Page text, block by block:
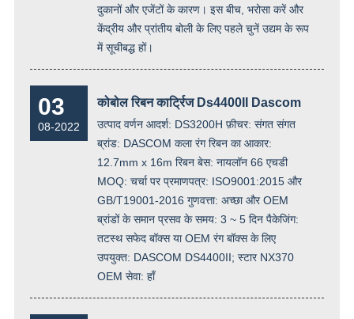
दुकानों और एजेंटों के कारण। इस बीच, भरोसा करें और
केंद्रीय और प्रांतीय बोली के लिए पहले चुनें उद्यम के रूप
में सूचीबद्ध हों।
03
08-2022
कोबोल रिबन कार्ट्रिज Ds4400II Dascom
उत्पाद वर्णन आदर्श: DS3200H फ़ीचर: संगत संगत
ब्रांड: DASCOM कला रंग रिबन का आकार:
12.7mm x 16m रिबन बेस: नायलॉन 66 एचडी
MOQ: चर्चा पर प्रमाणपत्र: ISO9001:2015 और
GB/T19001-2016 गुणवत्ता: अच्छा और OEM
ब्रांडों के समान प्रसव के समय: 3 ~ 5 दिन पैकेजिंग:
तटस्थ सफेद बॉक्स या OEM रंग बॉक्स के लिए
उपयुक्त: DASCOM DS4400II; स्टार NX370
OEM सेवा: हाँ